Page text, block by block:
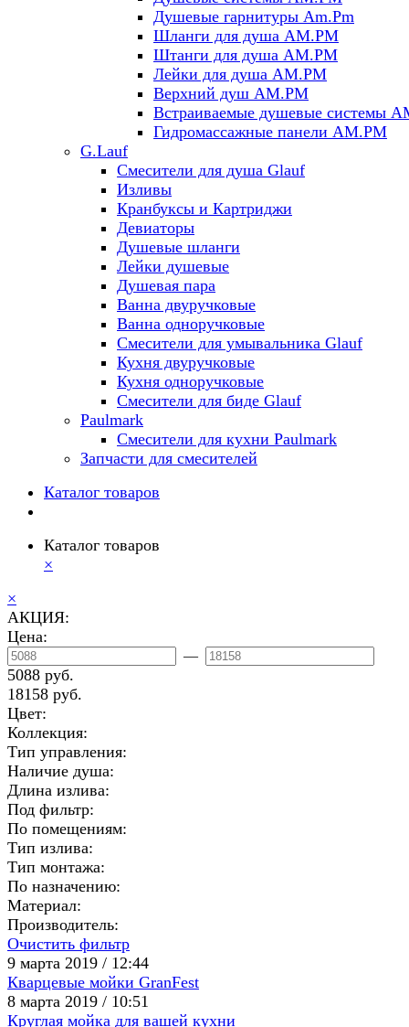
Душевые гарнитуры Am.Pm
Шланги для душа AM.PM
Штанги для душа AM.PM
Лейки для душа AM.PM
Верхний душ AM.PM
Встраиваемые душевые системы
Гидромассажные панели AM.PM
G.Lauf
Смесители для душа Glauf
Изливы
Кранбуксы и Картриджи
Девиаторы
Душевые шланги
Лейки душевые
Душевая пара
Ванна двуручковые
Ванна одноручковые
Смесители для умывальника Glauf
Кухня двуручковые
Кухня одноручковые
Смесители для биде Glauf
Paulmark
Смесители для кухни Paulmark
Запчасти для смесителей
Каталог товаров
Каталог товаров
×
×
АКЦИЯ:
Цена:
—
5088 руб.
18158 руб.
Цвет:
Коллекция:
Тип управления:
Наличие душа:
Длина излива:
Под фильтр:
По помещениям:
Тип излива:
Тип монтажа:
По назначению:
Материал:
Производитель:
Очистить фильтр
9 марта 2019 / 12:44
Кварцевые мойки GranFest
8 марта 2019 / 10:51
Круглая мойка для вашей кухни